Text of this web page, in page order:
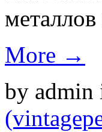
More →
by admin